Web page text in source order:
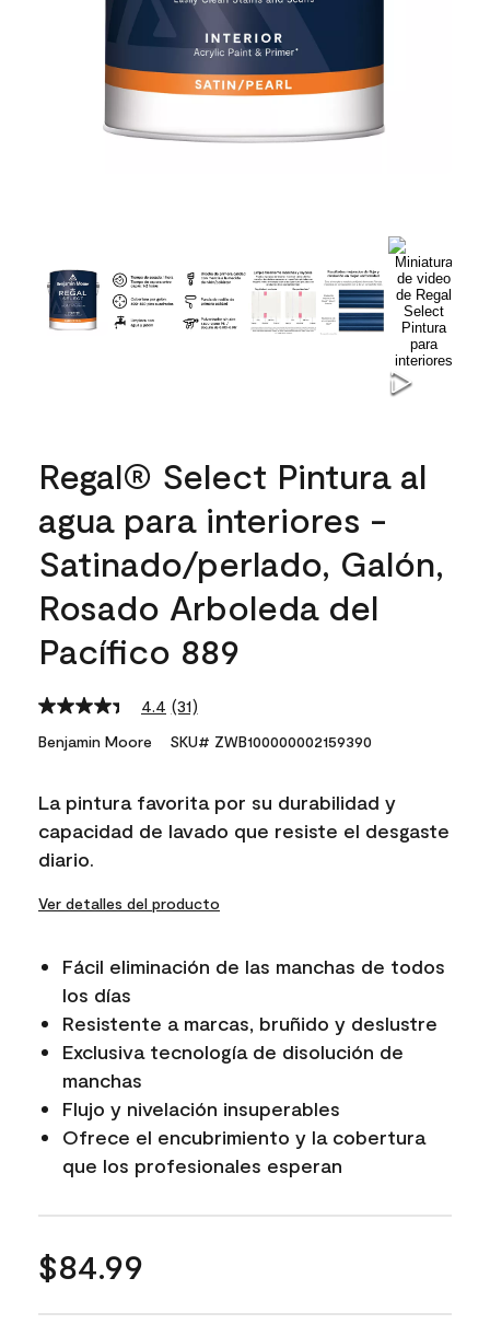
Regal® Select Pintura al
agua para interiores -
Satinado/perlado, Galón,
Rosado Arboleda del
Pacífico 889
4.4 Read
31
Reviews.
link.
(31)
Benjamin Moore SKU# ZWB100000002159390
La pintura favorita por su durabilidad y
capacidad de lavado que resiste el desgaste
diario.
Ver detalles del producto
Fácil eliminación de las manchas de todos
los días
Resistente a marcas, bruñido y deslustre
Exclusiva tecnología de disolución de
manchas
Flujo y nivelación insuperables
Ofrece el encubrimiento y la cobertura
que los profesionales esperan
$84.99